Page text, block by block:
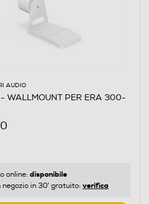
AUDIO
WALLMOUNT PER ERA 300-
online: disponibile
negozio in 30' gratuito: verifica